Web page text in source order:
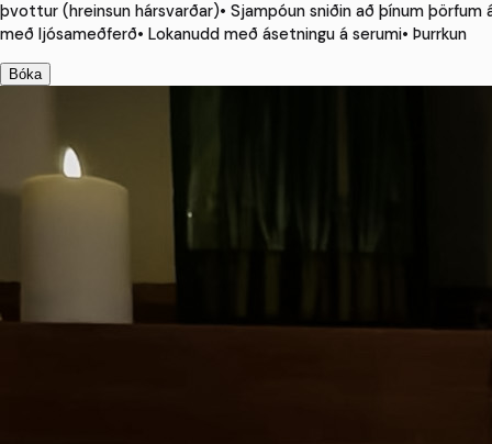
þvottur (hreinsun hársvarðar)• Sjampóun sniðin að þínum þörfum
með ljósameðferð• Lokanudd með ásetningu á serumi• Þurrkun
Bóka